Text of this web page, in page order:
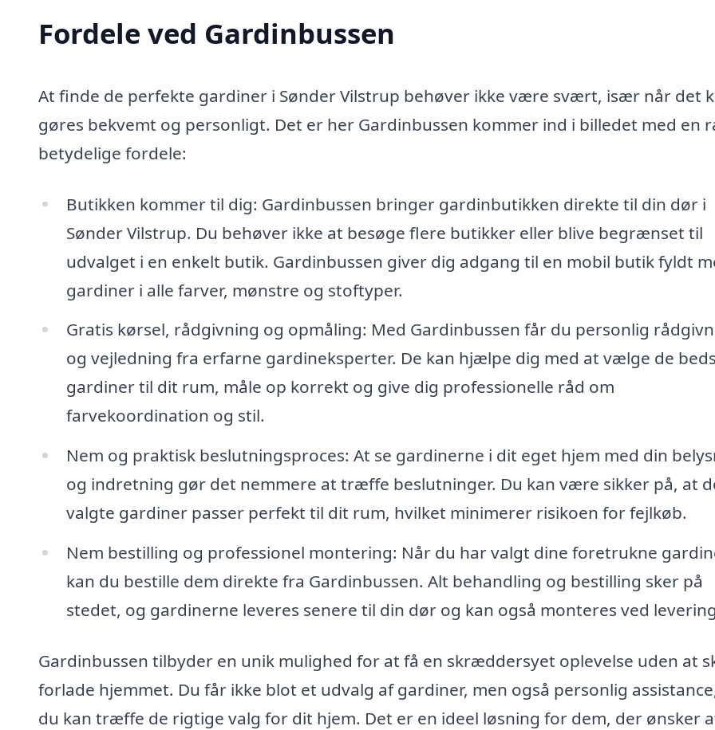
Fordele ved Gardinbussen
At finde de perfekte gardiner i Sønder Vilstrup behøver ikke være svært, især når det
gøres bekvemt og personligt. Det er her Gardinbussen kommer ind i billedet med en
betydelige fordele:
Butikken kommer til dig: Gardinbussen bringer gardinbutikken direkte til din dør i
Sønder Vilstrup. Du behøver ikke at besøge flere butikker eller blive begrænset til
udvalget i en enkelt butik. Gardinbussen giver dig adgang til en mobil butik fyldt
gardiner i alle farver, mønstre og stoftyper.
Gratis kørsel, rådgivning og opmåling: Med Gardinbussen får du personlig
og vejledning fra erfarne gardineksperter. De kan hjælpe dig med at vælge de
gardiner til dit rum, måle op korrekt og give dig professionelle råd om
farvekoordination og stil.
Nem og praktisk beslutningsproces: At se gardinerne i dit eget hjem med din
og indretning gør det nemmere at træffe beslutninger. Du kan være sikker på, at
valgte gardiner passer perfekt til dit rum, hvilket minimerer risikoen for fejlkøb.
Nem bestilling og professionel montering: Når du har valgt dine foretrukne
kan du bestille dem direkte fra Gardinbussen. Alt behandling og bestilling sker på
stedet, og gardinerne leveres senere til din dør og kan også monteres ved
Gardinbussen tilbyder en unik mulighed for at få en skræddersyet oplevelse uden at
forlade hjemmet. Du får ikke blot et udvalg af gardiner, men også personlig
du kan træffe de rigtige valg for dit hjem. Det er en ideel løsning for dem, der ønsker